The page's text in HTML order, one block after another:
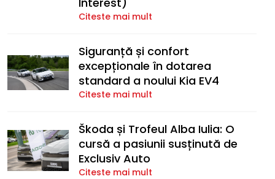
Citeste mai mult
Siguranță și confort
excepționale în dotarea
standard a noului Kia EV4
Citeste mai mult
Škoda și Trofeul Alba Iulia: O
cursă a pasiunii susținută de
Exclusiv Auto
Citeste mai mult